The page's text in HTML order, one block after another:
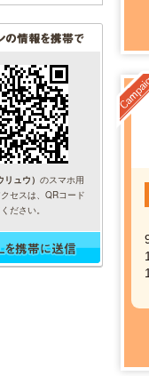
ュウ） のスマホ用
セスは、QRコード
ださい。